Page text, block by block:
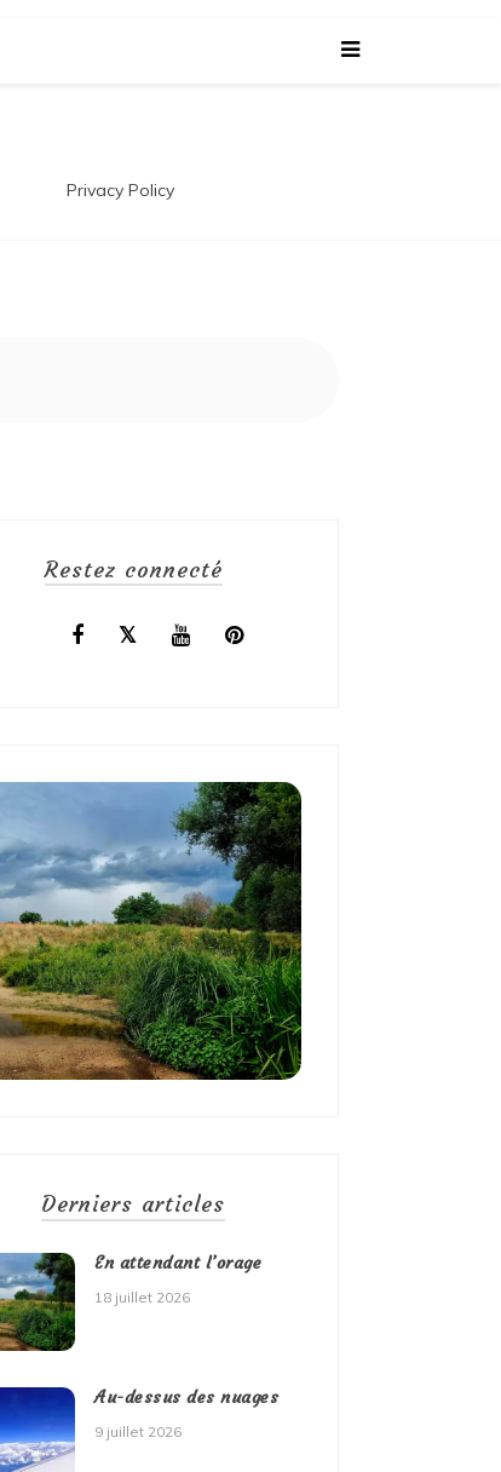
Privacy Policy
Restez connecté
Derniers articles
En attendant l’orage
18 juillet 2026
Au-dessus des nuages
9 juillet 2026